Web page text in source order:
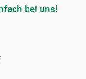
bei uns!